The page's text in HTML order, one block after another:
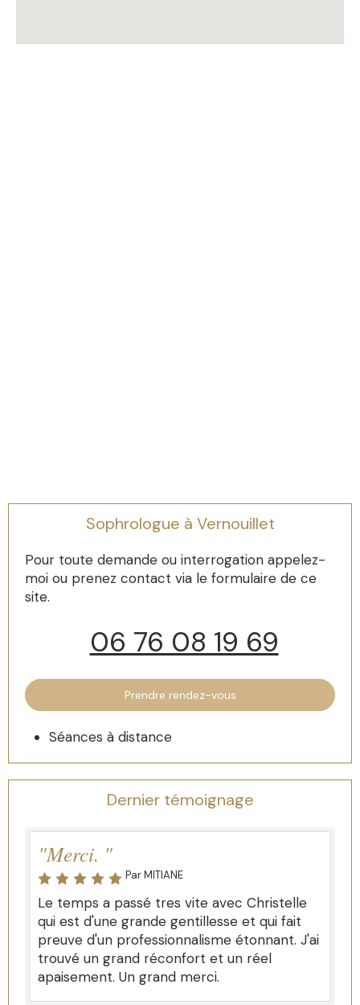
Sophrologue à Vernouillet
Pour toute demande ou interrogation appelez-
moi ou prenez contact via le formulaire de ce
site.
06 76 08 19 69
Prendre rendez-vous
Séances à distance
Dernier témoignage
"Merci. "
Par MITIANE
Le temps a passé tres vite avec Christelle
qui est d'une grande gentillesse et qui fait
preuve d'un professionnalisme étonnant. J'ai
trouvé un grand réconfort et un réel
apaisement. Un grand merci.